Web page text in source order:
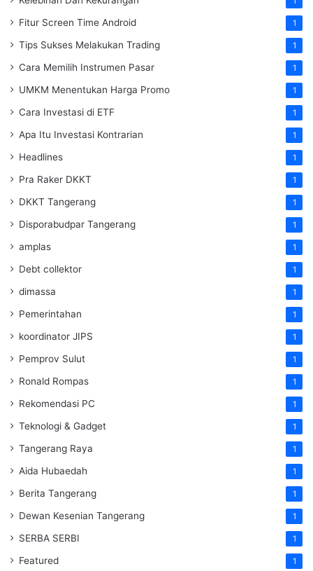
Fitur Screen Time Android 1
Tips Sukses Melakukan Trading 1
Cara Memilih Instrumen Pasar 1
UMKM Menentukan Harga Promo 1
Cara Investasi di ETF 1
Apa Itu Investasi Kontrarian 1
Headlines 1
Pra Raker DKKT 1
DKKT Tangerang 1
Disporabudpar Tangerang 1
amplas 1
Debt collektor 1
dimassa 1
Pemerintahan 1
koordinator JIPS 1
Pemprov Sulut 1
Ronald Rompas 1
Rekomendasi PC 1
Teknologi & Gadget 1
Tangerang Raya 1
Aida Hubaedah 1
Berita Tangerang 1
Dewan Kesenian Tangerang 1
SERBA SERBI 1
Featured 1